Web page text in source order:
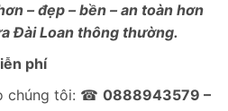
– đẹp – bền – an toàn hơn
Đài Loan thông thường.
phí
chúng tôi: ☎ 0888943579 –